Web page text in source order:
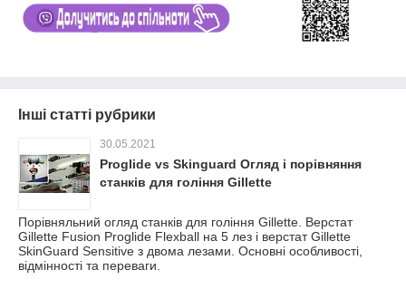
Інші статті рубрики
30.05.2021
Proglide vs Skinguard Огляд і порівняння
станків для гоління Gillette
Порівняльний огляд станків для гоління Gillette. Верстат
Gillette Fusion Proglide Flexball на 5 лез і верстат Gillette
SkinGuard Sensitive з двома лезами. Основні особливості,
відмінності та переваги.